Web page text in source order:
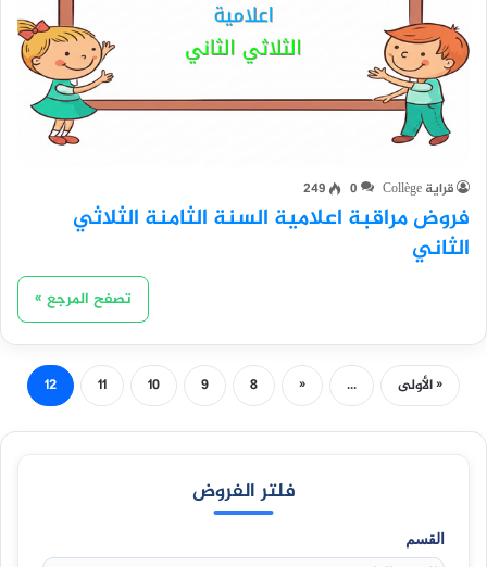
قراية Collège 0
249
فروض مراقبة اعلامية السنة الثامنة الثلاثي
الثاني
تصفح المرجع »
« الأولى ...
«
8
9
10
11
12
فلتر الفروض
القسم